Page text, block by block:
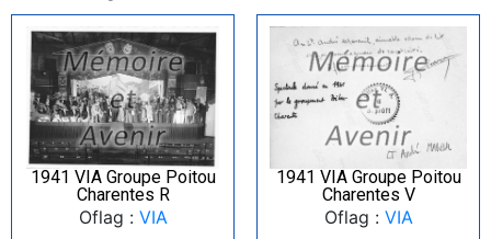
1941 VIA Groupe Poitou
Charentes R
Oflag : VIA
1941 VIA Groupe Poitou
Charentes V
Oflag : VIA